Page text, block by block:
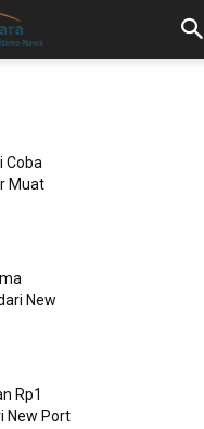
Coba
Muat
New
Rp1
New Port